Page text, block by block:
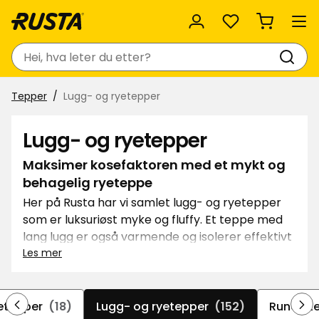
Favoritter
Søk
Tepper Lugg- og ryetepper
Lugg- og ryetepper
Maksimer kosefaktoren med et mykt og
behagelig ryeteppe
Her på Rusta har vi samlet lugg- og ryetepper
som er luksuriøst myke og fluffy. Et teppe med
lang lugg er også varmende og isolerer effektivt
mot kalde gulv. I tillegg er de lyddempende og
behagelig.
Les mer
(18) Lugg- og ryetepper (152) Runde